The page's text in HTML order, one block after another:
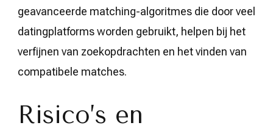
geavanceerde matching-algoritmes die door veel
datingplatforms worden gebruikt, helpen bij het
verfijnen van zoekopdrachten en het vinden van
compatibele matches.
Risico’s en